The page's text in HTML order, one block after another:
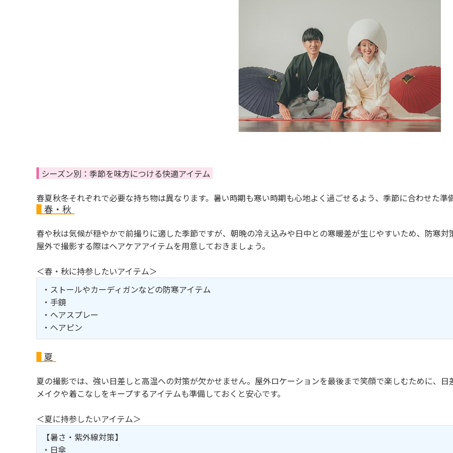
シーズン別：季節を味方につける快適アイテム
春夏秋冬それぞれで必要な持ち物は異なります。暑い時期も寒い時期も心地よく過ごせるよう、季節に合わせた準
春・秋
春や秋は気候が穏やかで前撮りに適した季節ですが、朝晩の冷え込みや日中との寒暖差が生じやすいため、防寒対
屋外で撮影する際はヘアケアアイテムを用意しておきましょう。
＜春・秋に持参したいアイテム＞
・ストールやカーディガンなどの防寒アイテム
・手鏡
・ヘアスプレー
・ヘアピン
夏
夏の撮影では、強い日差しと高温への対策が欠かせません。屋外ロケーションを最後まで笑顔で楽しむために、
メイクや着こなしをキープするアイテムも準備しておくと安心です。
＜夏に持参したいアイテム＞
【暑さ・紫外線対策】
・日傘